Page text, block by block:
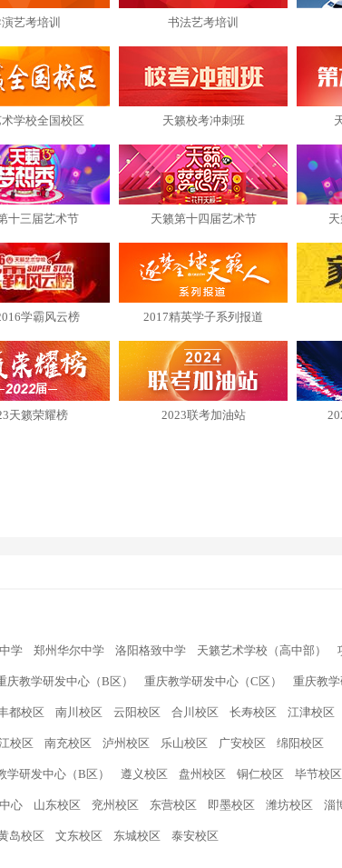
艺考培训 书法艺考培训
学校全国校区 天籁校考冲刺班
十三届艺术节 天籁第十四届艺术节
学霸风云榜 2017精英学子系列报道
天籁荣耀榜 2023联考加油站
学 郑州华尔中学 洛阳格致中学 天籁艺术学校（高中部）
庆教学研发中心（B区） 重庆教学研发中心（C区） 重庆教学
都校区 南川校区 云阳校区 合川校区 长寿校区 江津校区
校区 南充校区 泸州校区 乐山校区 广安校区 绵阳校区
学研发中心（B区） 遵义校区 盘州校区 铜仁校区 毕节校区
心 山东校区 兖州校区 东营校区 即墨校区 潍坊校区 淄
岛校区 文东校区 东城校区 泰安校区